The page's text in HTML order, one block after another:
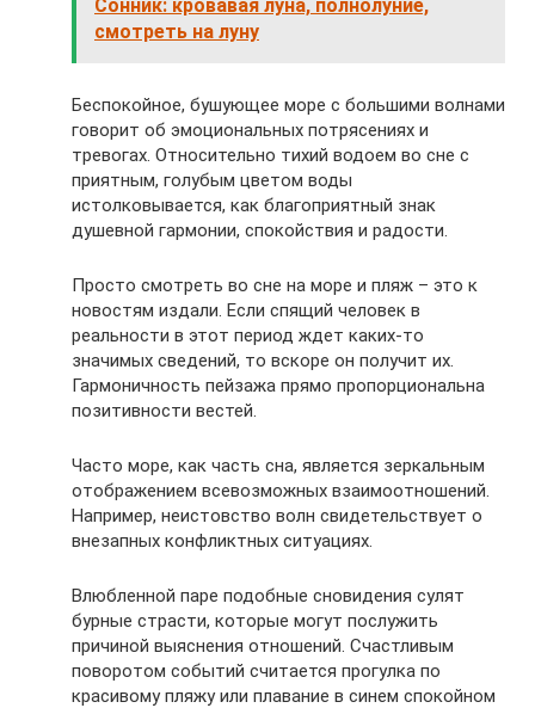
Сонник: кровавая луна, полнолуние,
смотреть на луну
Беспокойное, бушующее море с большими волнами
говорит об эмоциональных потрясениях и
тревогах. Относительно тихий водоем во сне с
приятным, голубым цветом воды
истолковывается, как благоприятный знак
душевной гармонии, спокойствия и радости.
Просто смотреть во сне на море и пляж – это к
новостям издали. Если спящий человек в
реальности в этот период ждет каких-то
значимых сведений, то вскоре он получит их.
Гармоничность пейзажа прямо пропорциональна
позитивности вестей.
Часто море, как часть сна, является зеркальным
отображением всевозможных взаимоотношений.
Например, неистовство волн свидетельствует о
внезапных конфликтных ситуациях.
Влюбленной паре подобные сновидения сулят
бурные страсти, которые могут послужить
причиной выяснения отношений. Счастливым
поворотом событий считается прогулка по
красивому пляжу или плавание в синем спокойном